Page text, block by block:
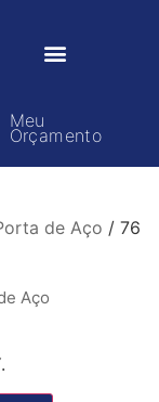
Meu
Orçamento
de Aço / 76
Aço